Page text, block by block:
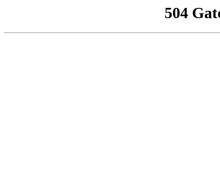
504